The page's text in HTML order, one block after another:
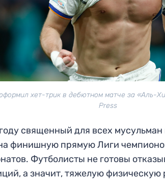
хет-трик в дебютном матче за «Аль-
Press
священный для всех
финишную прямую Лиги
Футболисты не готовы
а значит, тяжелую физическую